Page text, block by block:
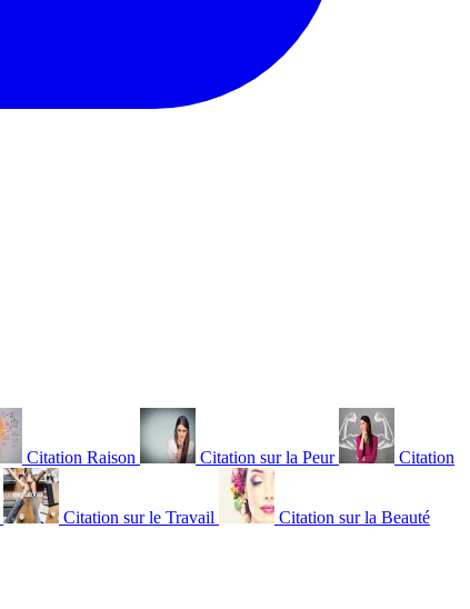
Citation Raison Citation sur la Peur Citation
Citation sur le Travail Citation sur la Beauté